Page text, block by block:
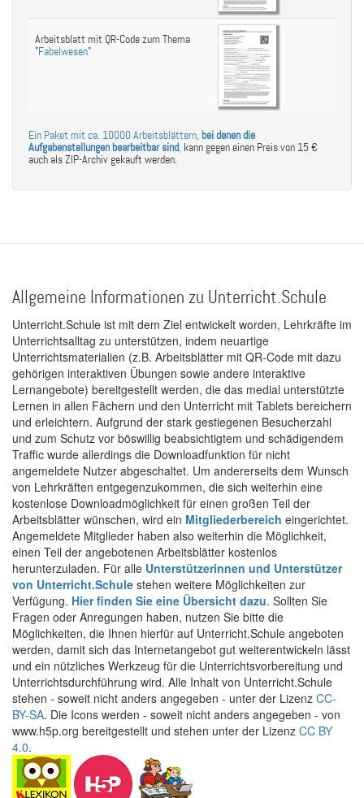
Arbeitsblatt mit QR-Code zum Thema
"Fabelwesen"
Ein Paket mit ca. 10000 Arbeitsblättern, bei denen die
Aufgabenstellungen bearbeitbar sind, kann gegen einen Preis von 15 €
auch als ZIP-Archiv gekauft werden.
Allgemeine Informationen zu Unterricht.Schule
Unterricht.Schule ist mit dem Ziel entwickelt worden, Lehrkräfte im
Unterrichtsalltag zu unterstützen, indem neuartige
Unterrichtsmaterialien (z.B. Arbeitsblätter mit QR-Code mit dazu
gehörigen interaktiven Übungen sowie andere interaktive
Lernangebote) bereitgestellt werden, die das medial unterstützte
Lernen in allen Fächern und den Unterricht mit Tablets bereichern
und erleichtern. Aufgrund der stark gestiegenen Besucherzahl
und zum Schutz vor böswillig beabsichtigtem und schädigendem
Traffic wurde allerdings die Downloadfunktion für nicht
angemeldete Nutzer abgeschaltet. Um andererseits dem Wunsch
von Lehrkräften entgegenzukommen, die sich weiterhin eine
kostenlose Downloadmöglichkeit für einen großen Teil der
Arbeitsblätter wünschen, wird ein Mitgliederbereich eingerichtet.
Angemeldete Mitglieder haben also weiterhin die Möglichkeit,
einen Teil der angebotenen Arbeitsblätter kostenlos
herunterzuladen. Für alle Unterstützerinnen und Unterstützer
von Unterricht.Schule stehen weitere Möglichkeiten zur
Verfügung. Hier finden Sie eine Übersicht dazu. Sollten Sie
Fragen oder Anregungen haben, nutzen Sie bitte die
Möglichkeiten, die Ihnen hierfür auf Unterricht.Schule angeboten
werden, damit sich das Internetangebot gut weiterentwickeln lässt
und ein nützliches Werkzeug für die Unterrichtsvorbereitung und
Unterrichtsdurchführung wird. Alle Inhalt von Unterricht.Schule
stehen - soweit nicht anders angegeben - unter der Lizenz CC-
BY-SA. Die Icons werden - soweit nicht anders angegeben - von
www.h5p.org bereitgestellt und stehen unter der Lizenz CC BY
4.0.